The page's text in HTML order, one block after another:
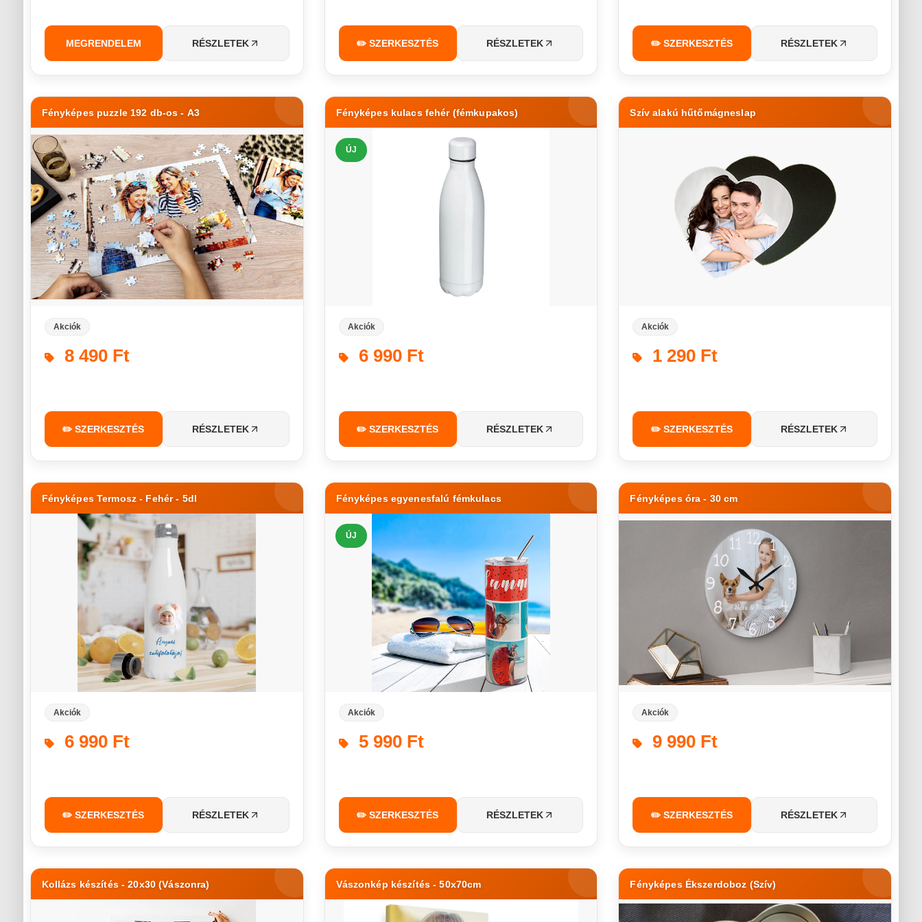
MEGRENDELEM RÉSZLETEK ✏️ SZERKESZTÉS RÉSZLETEK ✏️ SZERKESZTÉS RÉSZLETEK
Fényképes puzzle 192 db-os - A3
Akciók
8 490 Ft
✏️ SZERKESZTÉS RÉSZLETEK
Fényképes kulacs fehér (fémkupakos)
ÚJ
Akciók
6 990 Ft
✏️ SZERKESZTÉS RÉSZLETEK
Szív alakú hűtőmágneslap
Akciók
1 290 Ft
✏️ SZERKESZTÉS RÉSZLETEK
Fényképes Termosz - Fehér - 5dl
Akciók
6 990 Ft
✏️ SZERKESZTÉS RÉSZLETEK
Fényképes egyenesfalú fémkulacs
ÚJ
Akciók
5 990 Ft
✏️ SZERKESZTÉS RÉSZLETEK
Fényképes óra - 30 cm
Akciók
9 990 Ft
✏️ SZERKESZTÉS RÉSZLETEK
Kollázs készítés - 20x30 (Vászonra) Vászonkép készítés - 50x70cm Fényképes Ékszerdoboz (Szív)